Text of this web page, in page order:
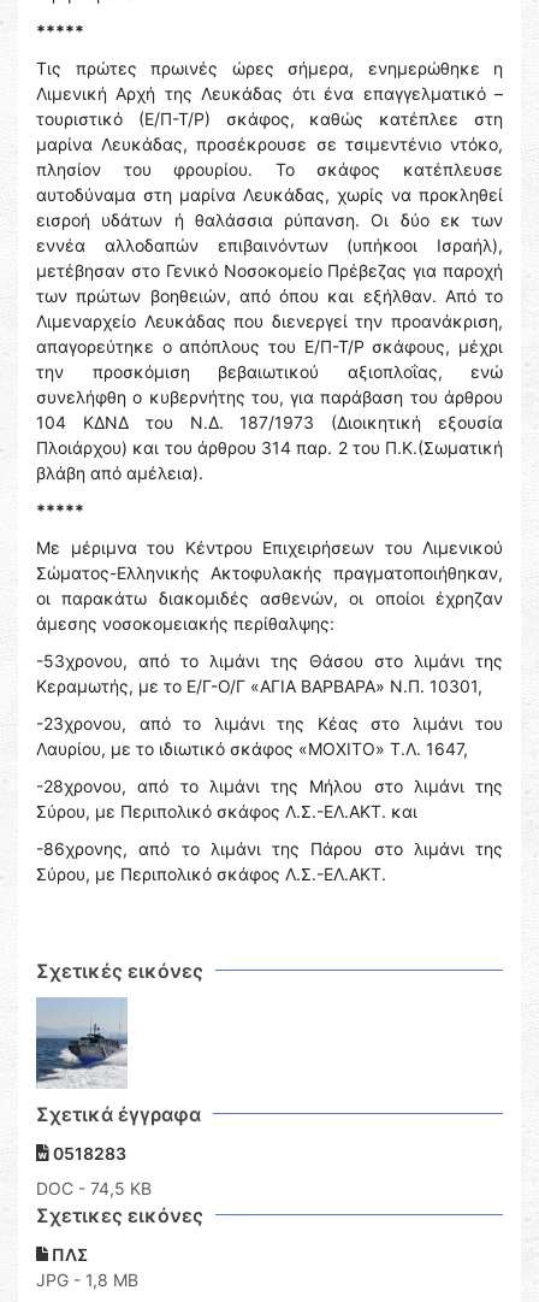
*****
Τις πρώτες πρωινές ώρες σήμερα, ενημερώθηκε η
Λιμενική Αρχή της Λευκάδας ότι ένα επαγγελματικό –
τουριστικό (Ε/Π-Τ/Ρ) σκάφος, καθώς κατέπλεε στη
μαρίνα Λευκάδας, προσέκρουσε σε τσιμεντένιο ντόκο,
πλησίον του φρουρίου. Το σκάφος κατέπλευσε
αυτοδύναμα στη μαρίνα Λευκάδας, χωρίς να προκληθεί
εισροή υδάτων ή θαλάσσια ρύπανση. Οι δύο εκ των
εννέα αλλοδαπών επιβαινόντων (υπήκοοι Ισραήλ),
μετέβησαν στο Γενικό Νοσοκομείο Πρέβεζας για παροχή
των πρώτων βοηθειών, από όπου και εξήλθαν. Από το
Λιμεναρχείο Λευκάδας που διενεργεί την προανάκριση,
απαγορεύτηκε ο απόπλους του Ε/Π-Τ/Ρ σκάφους, μέχρι
την προσκόμιση βεβαιωτικού αξιοπλοΐας, ενώ
συνελήφθη ο κυβερνήτης του, για παράβαση του άρθρου
104 ΚΔΝΔ του Ν.Δ. 187/1973 (Διοικητική εξουσία
Πλοιάρχου) και του άρθρου 314 παρ. 2 του Π.Κ.(Σωματική
βλάβη από αμέλεια).
*****
Με μέριμνα του Κέντρου Επιχειρήσεων του Λιμενικού
Σώματος-Ελληνικής Ακτοφυλακής πραγματοποιήθηκαν,
οι παρακάτω διακομιδές ασθενών, οι οποίοι έχρηζαν
άμεσης νοσοκομειακής περίθαλψης:
-53χρονου, από το λιμάνι της Θάσου στο λιμάνι της
Κεραμωτής, με το Ε/Γ-Ο/Γ «ΑΓΙΑ ΒΑΡΒΑΡΑ» Ν.Π. 10301,
-23χρονου, από το λιμάνι της Κέας στο λιμάνι του
Λαυρίου, με το ιδιωτικό σκάφος «ΜΟΧΙΤΟ» Τ.Λ. 1647,
-28χρονου, από το λιμάνι της Μήλου στο λιμάνι της
Σύρου, με Περιπολικό σκάφος Λ.Σ.-ΕΛ.ΑΚΤ. και
-86χρονης, από το λιμάνι της Πάρου στο λιμάνι της
Σύρου, με Περιπολικό σκάφος Λ.Σ.-ΕΛ.ΑΚΤ.
Σχετικές εικόνες
Σχετικά έγγραφα
0518283
DOC - 74,5 KB
Σχετικες εικόνες
ΠΛΣ
JPG - 1,8 MB